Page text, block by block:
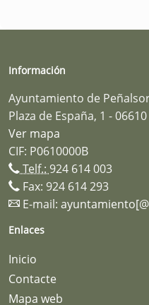
Información
Ayuntamiento de
Plaza de España, 1 -
Ver mapa
CIF: P0610000B
Telf.: 924 614 003
Fax: 924 614 293
E-mail:
Enlaces
Inicio
Contacte
Mapa web